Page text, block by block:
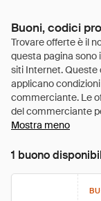
Buoni, codici
Mostra meno
1 buono